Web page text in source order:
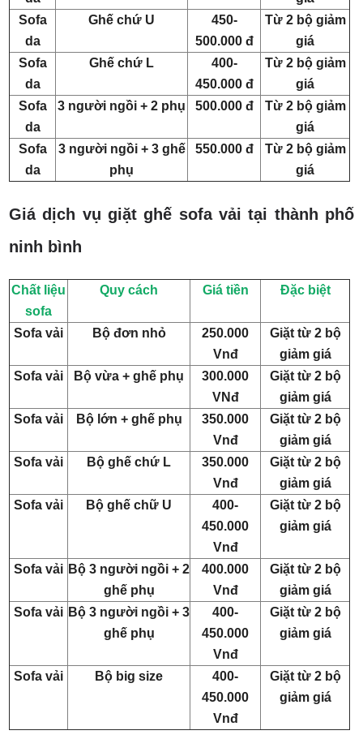
Sofa
da
Ghế chứ U
450-
500.000 đ
Từ 2 bộ giảm
giá
Sofa
da
Ghế chứ L
400-
450.000 đ
Từ 2 bộ giảm
giá
Sofa
da
3 người ngồi + 2 phụ 500.000 đ
Từ 2 bộ giảm
giá
Sofa
da
3 người ngồi + 3 ghế
phụ
550.000 đ
Từ 2 bộ giảm
giá
Giá dịch vụ giặt ghế sofa vải tại thành phố
ninh bình
Chất liệu
sofa
Quy cách Giá tiền Đặc biệt
Sofa vải Bộ đơn nhỏ
250.000
Vnđ
Giặt từ 2 bộ
giảm giá
Sofa vải
Bộ vừa + ghế phụ
300.000
VNđ
Giặt từ 2 bộ
giảm giá
Sofa vải
Bộ lớn + ghế phụ
350.000
Vnđ
Giặt từ 2 bộ
giảm giá
Sofa vải
Bộ ghế chứ L
350.000
Vnđ
Giặt từ 2 bộ
giảm giá
Sofa vải
Bộ ghế chữ U
400-
450.000
Vnđ
Giặt từ 2 bộ
giảm giá
Sofa vải Bộ 3 người ngồi + 2
ghế phụ
400.000
Vnđ
Giặt từ 2 bộ
giảm giá
Sofa vải Bộ 3 người ngồi + 3
ghế phụ
400-
450.000
Vnđ
Giặt từ 2 bộ
giảm giá
Sofa vải Bộ big size
400-
450.000
Vnđ
Giặt từ 2 bộ
giảm giá